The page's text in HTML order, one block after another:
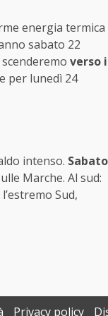
energia termica
sabato 22
verso i
per lunedì 24
intenso. Sabato
Marche. Al sud:
Sud,
Privacy policy